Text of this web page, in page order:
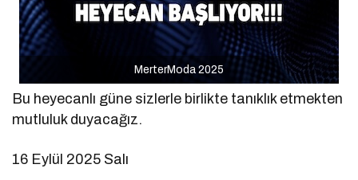
MerterModa 2025
Bu heyecanlı güne sizlerle birlikte tanıklık etmekten
mutluluk duyacağız.
16 Eylül 2025 Salı